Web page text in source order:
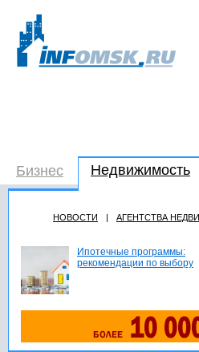
Бизнес Недвижимость
НОВОСТИ | АГЕНТСТВА
Ипотечные программы:
рекомендации по выбору